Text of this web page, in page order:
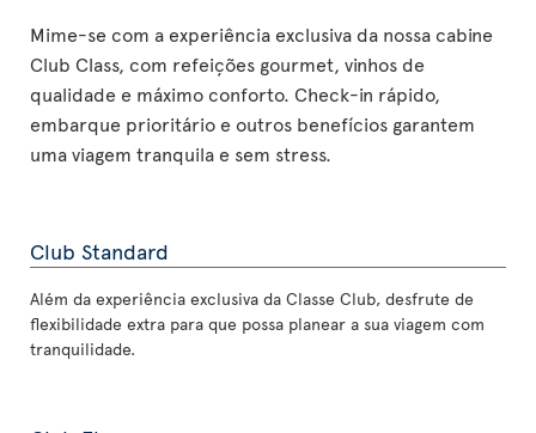
Mime-se com a experiência exclusiva da nossa cabine
Club Class, com refeições gourmet, vinhos de
qualidade e máximo conforto. Check-in rápido,
embarque prioritário e outros benefícios garantem
uma viagem tranquila e sem stress.
Club Standard
Além da experiência exclusiva da Classe Club, desfrute de
flexibilidade extra para que possa planear a sua viagem com
tranquilidade.